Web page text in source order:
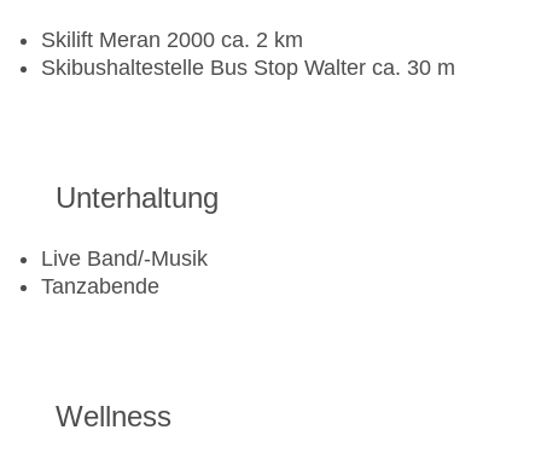
Skilift Meran 2000 ca. 2 km
Skibushaltestelle Bus Stop Walter ca. 30 m
Unterhaltung
Live Band/-Musik
Tanzabende
Wellness